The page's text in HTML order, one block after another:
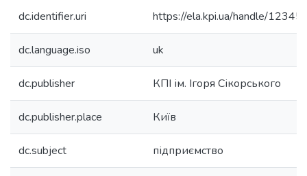
dc.identifier.uri https://ela.kpi.ua/handle/
dc.language.iso uk
dc.publisher КПІ ім. Ігоря Сікорського
dc.publisher.place Київ
dc.subject підприємство